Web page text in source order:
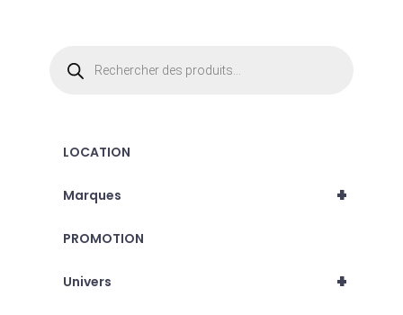
produits
LOCATION
+
Marques
PROMOTION
+
Univers